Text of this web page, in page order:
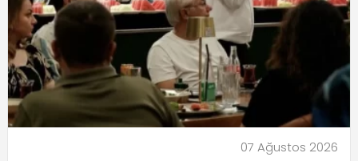
07 Ağustos 2026